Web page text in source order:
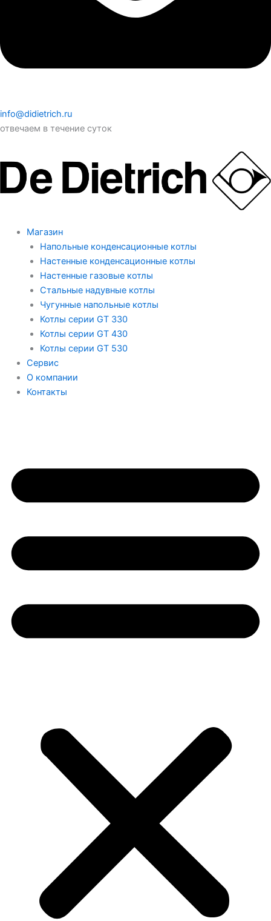
info@didietrich.ru
отвечаем в течение суток
Магазин
Напольные конденсационные котлы
Настенные конденсационные котлы
Настенные газовые котлы
Стальные надувные котлы
Чугунные напольные котлы
Котлы серии GT 330
Котлы серии GT 430
Котлы серии GT 530
Сервис
О компании
Контакты